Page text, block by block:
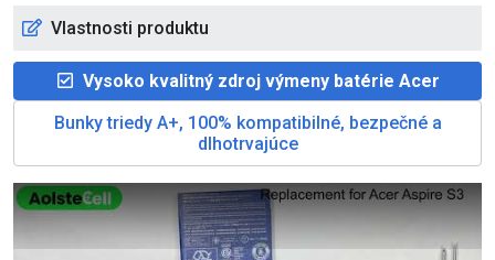
Vlastnosti produktu
Vysoko kvalitný zdroj výmeny batérie Acer
Bunky triedy A+, 100% kompatibilné, bezpečné a
dlhotrvajúce